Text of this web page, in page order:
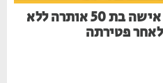
טרגדיה ביקנעם עילית: אישה בת 50 אותרה ללא
פטירתה